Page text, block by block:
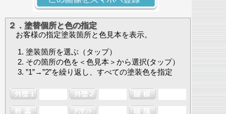
２．塗替個所と色の指定
お客様の指定塗装箇所と色見本を表示。
塗装箇所を選ぶ（タップ）
その箇所の色を＜色見本＞から選択(タップ）
”1”→”2”を繰り返し、すべての塗装色を指定